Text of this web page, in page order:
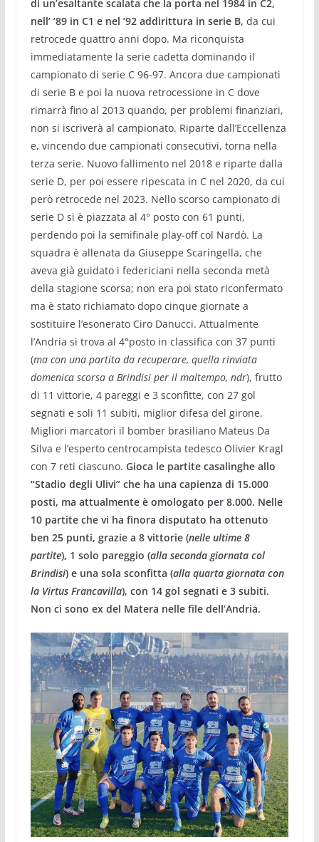
di un’esaltante scalata che la porta nel 1984 in C2,
nell’ ’89 in C1 e nel ’92 addirittura in serie B, da cui
retrocede quattro anni dopo. Ma riconquista
immediatamente la serie cadetta dominando il
campionato di serie C 96-97. Ancora due campionati
di serie B e poi la nuova retrocessione in C dove
rimarrà fino al 2013 quando, per problemi finanziari,
non si iscriverà al campionato. Riparte dall’Eccellenza
e, vincendo due campionati consecutivi, torna nella
terza serie. Nuovo fallimento nel 2018 e riparte dalla
serie D, per poi essere ripescata in C nel 2020, da cui
però retrocede nel 2023. Nello scorso campionato di
serie D si è piazzata al 4° posto con 61 punti,
perdendo poi la semifinale play-off col Nardò. La
squadra è allenata da Giuseppe Scaringella, che
aveva già guidato i federiciani nella seconda metà
della stagione scorsa; non era poi stato riconfermato
ma è stato richiamato dopo cinque giornate a
sostituire l’esonerato Ciro Danucci. Attualmente
l’Andria si trova al 4°posto in classifica con 37 punti
(ma con una partita da recuperare, quella rinviata
domenica scorsa a Brindisi per il maltempo, ndr), frutto
di 11 vittorie, 4 pareggi e 3 sconfitte, con 27 gol
segnati e soli 11 subiti, miglior difesa del girone.
Migliori marcatori il bomber brasiliano Mateus Da
Silva e l’esperto centrocampista tedesco Olivier Kragl
con 7 reti ciascuno. Gioca le partite casalinghe allo
“Stadio degli Ulivi” che ha una capienza di 15.000
posti, ma attualmente è omologato per 8.000. Nelle
10 partite che vi ha finora disputato ha ottenuto
ben 25 punti, grazie a 8 vittorie (nelle ultime 8
partite), 1 solo pareggio (alla seconda giornata col
Brindisi) e una sola sconfitta (alla quarta giornata con
la Virtus Francavilla), con 14 gol segnati e 3 subiti.
Non ci sono ex del Matera nelle file dell’Andria.